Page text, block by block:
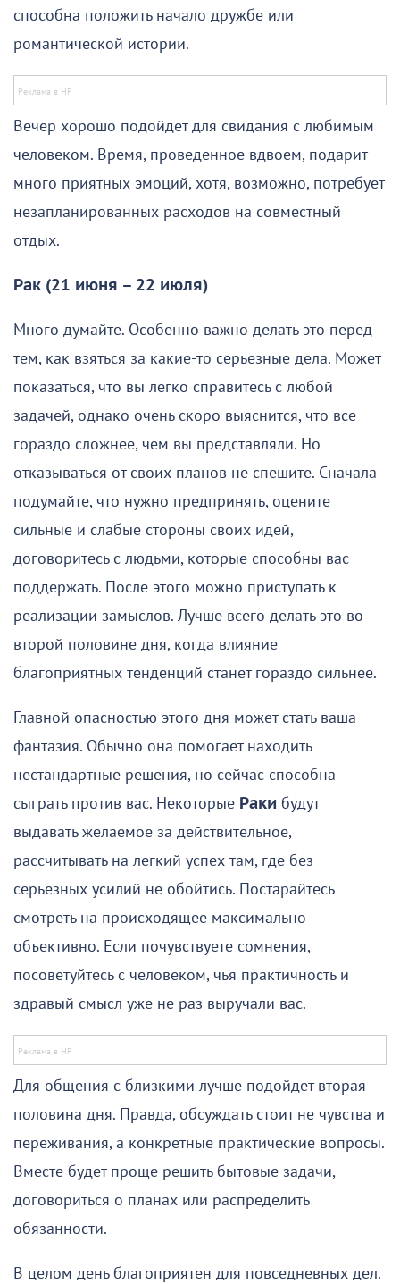
способна положить начало дружбе или
романтической истории.
Вечер хорошо подойдет для свидания с любимым
человеком. Время, проведенное вдвоем, подарит
много приятных эмоций, хотя, возможно, потребует
незапланированных расходов на совместный
отдых.
Рак (21 июня – 22 июля)
Много думайте. Особенно важно делать это перед
тем, как взяться за какие-то серьезные дела. Может
показаться, что вы легко справитесь с любой
задачей, однако очень скоро выяснится, что все
гораздо сложнее, чем вы представляли. Но
отказываться от своих планов не спешите. Сначала
подумайте, что нужно предпринять, оцените
сильные и слабые стороны своих идей,
договоритесь с людьми, которые способны вас
поддержать. После этого можно приступать к
реализации замыслов. Лучше всего делать это во
второй половине дня, когда влияние
благоприятных тенденций станет гораздо сильнее.
Главной опасностью этого дня может стать ваша
фантазия. Обычно она помогает находить
нестандартные решения, но сейчас способна
сыграть против вас. Некоторые Раки будут
выдавать желаемое за действительное,
рассчитывать на легкий успех там, где без
серьезных усилий не обойтись. Постарайтесь
смотреть на происходящее максимально
объективно. Если почувствуете сомнения,
посоветуйтесь с человеком, чья практичность и
здравый смысл уже не раз выручали вас.
Для общения с близкими лучше подойдет вторая
половина дня. Правда, обсуждать стоит не чувства и
переживания, а конкретные практические вопросы.
Вместе будет проще решить бытовые задачи,
договориться о планах или распределить
обязанности.
В целом день благоприятен для повседневных дел.